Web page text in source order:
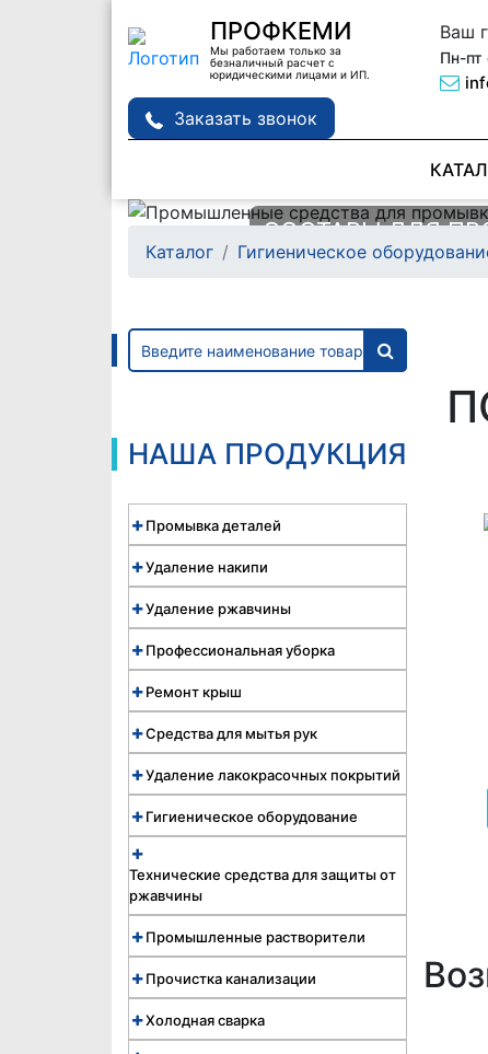
ПРОФКЕМИ
Мы работаем только за
безналичный расчет с
юридическими лицами и ИП.
Ваш
Пн-пт
Заказать звонок
СОСТАВЫ ДЛЯ
СОСТАВ ДЛЯ
ДЕТАЛЕЙ
Каталог Гигиеническое
НАША ПРОДУКЦИЯ
Промывка деталей
Удаление накипи
Удаление ржавчины
Профессиональная уборка
Ремонт крыш
Средства для мытья рук
Удаление лакокрасочных покрытий
Гигиеническое оборудование
Технические средства для защиты от
ржавчины
Промышленные растворители
Прочистка канализации
Холодная сварка